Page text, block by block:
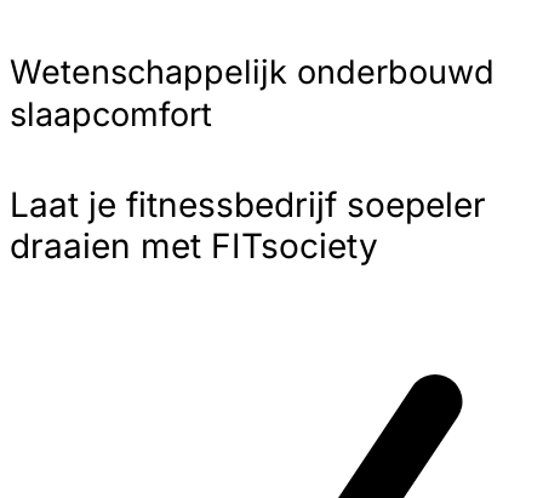
Wetenschappelijk onderbouwd
slaapcomfort
Laat je fitnessbedrijf soepeler
draaien met FITsociety